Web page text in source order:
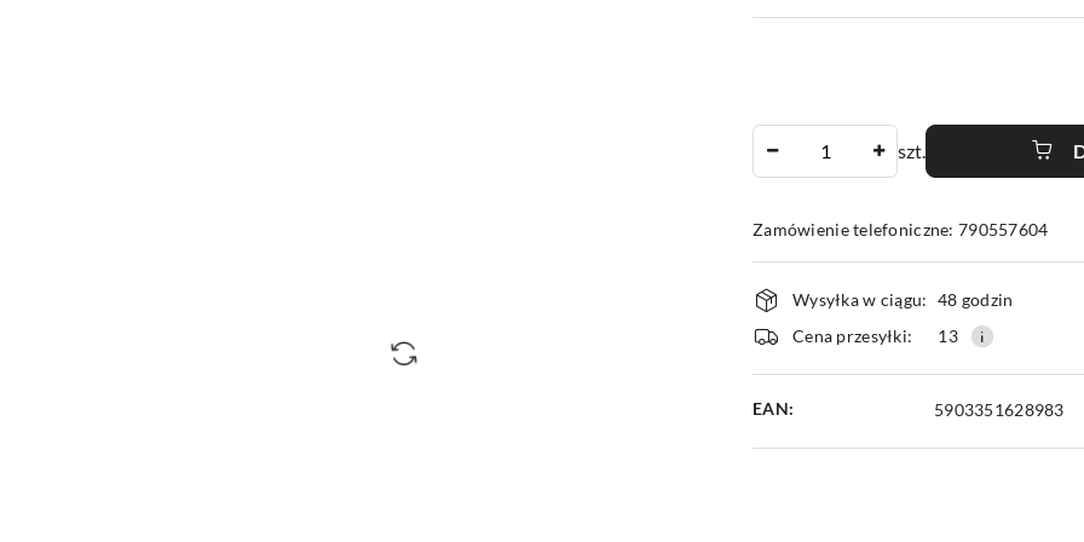
szt.
Zamówienie telefoniczne: 790557604
Dostępność
i
dostawa
Wysyłka w ciągu: 48 godzin
Cena przesyłki:
13
EAN: 5903351628983